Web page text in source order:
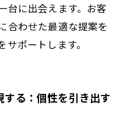
台に出会えます。お客
合わせた最適な提案を
ポートします。
る：個性を引き出す